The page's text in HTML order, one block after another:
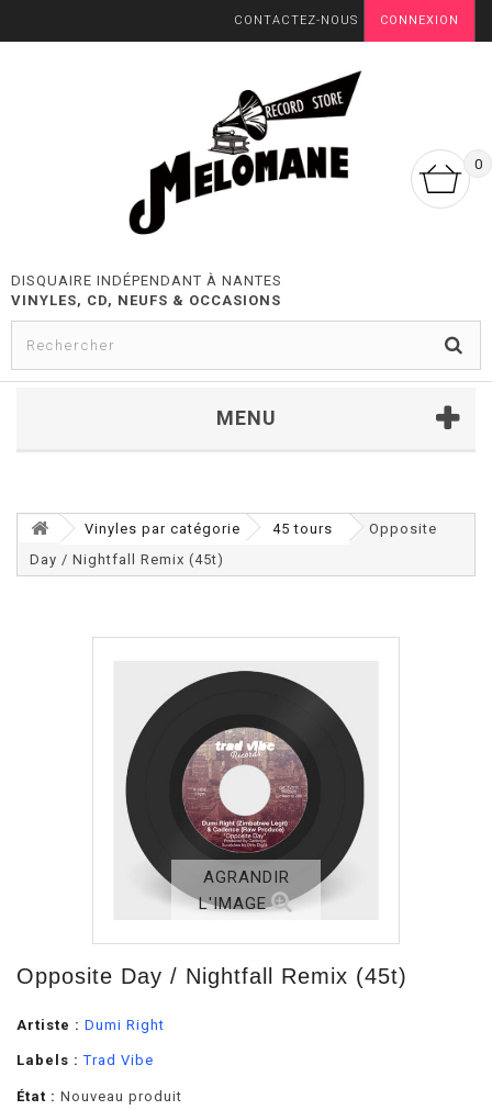
CONNEXION
CONTACTEZ-NOUS
0
DISQUAIRE INDÉPENDANT À NANTES
VINYLES, CD, NEUFS & OCCASIONS
MENU
Vinyles par catégorie 45 tours
Opposite
Day / Nightfall Remix (45t)
AGRANDIR
L'IMAGE
Opposite Day / Nightfall Remix (45t)
Artiste : Dumi Right
Labels : Trad Vibe
État : Nouveau produit